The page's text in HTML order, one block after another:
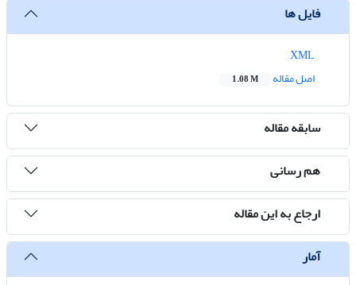
فایل ها
اصل مقاله
1.08 M
سابقه مقاله
هم رسانی
ارجاع به این مقاله
آمار